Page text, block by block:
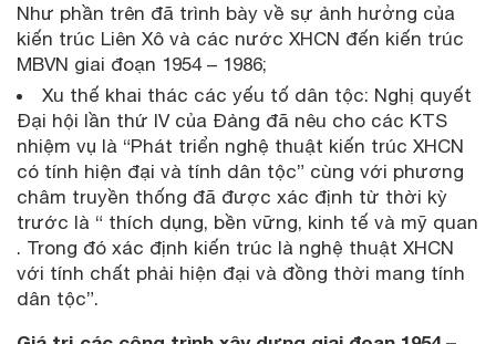
Như phần trên đã trình bày về sự ảnh hưởng của
kiến trúc Liên Xô và các nước XHCN đến kiến trúc
MBVN giai đoạn 1954 – 1986;
Xu thế khai thác các yếu tố dân tộc: Nghị quyết
Đại hội lần thứ IV của Đảng đã nêu cho các KTS
nhiệm vụ là “Phát triển nghệ thuật kiến trúc XHCN
có tính hiện đại và tính dân tộc” cùng với phương
châm truyền thống đã được xác định từ thời kỳ
trước là “ thích dụng, bền vững, kinh tế và mỹ quan
. Trong đó xác định kiến trúc là nghệ thuật XHCN
với tính chất phải hiện đại và đồng thời mang tính
dân tộc”.